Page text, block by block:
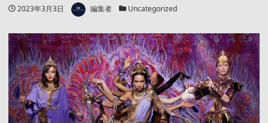
投稿日
2023年3月3日 著者 編集者 カテゴリー
Uncategorized